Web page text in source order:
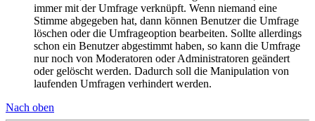
immer mit der Umfrage verknüpft. Wenn niemand eine
Stimme abgegeben hat, dann können Benutzer die Umfrage
löschen oder die Umfrageoption bearbeiten. Sollte allerdings
schon ein Benutzer abgestimmt haben, so kann die Umfrage
nur noch von Moderatoren oder Administratoren geändert
oder gelöscht werden. Dadurch soll die Manipulation von
laufenden Umfragen verhindert werden.
Nach oben